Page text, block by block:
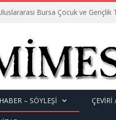
Bursa Çocuk ve Gençlik
HABER – SÖYLEŞI ÇEVİRİ